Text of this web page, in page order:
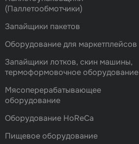
(Паллетообмотчики)
Запайщики пакетов
Оборудование для маркетплейсов
Запайщики лотков, скин машины,
термоформовочное оборудование
Мясоперерабатывающее
оборудование
Оборудование HoReCa
Пищевое оборудование